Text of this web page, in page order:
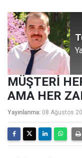
MÜŞTERİ
AMA HER
Yayınlanma: 08 Ağustos